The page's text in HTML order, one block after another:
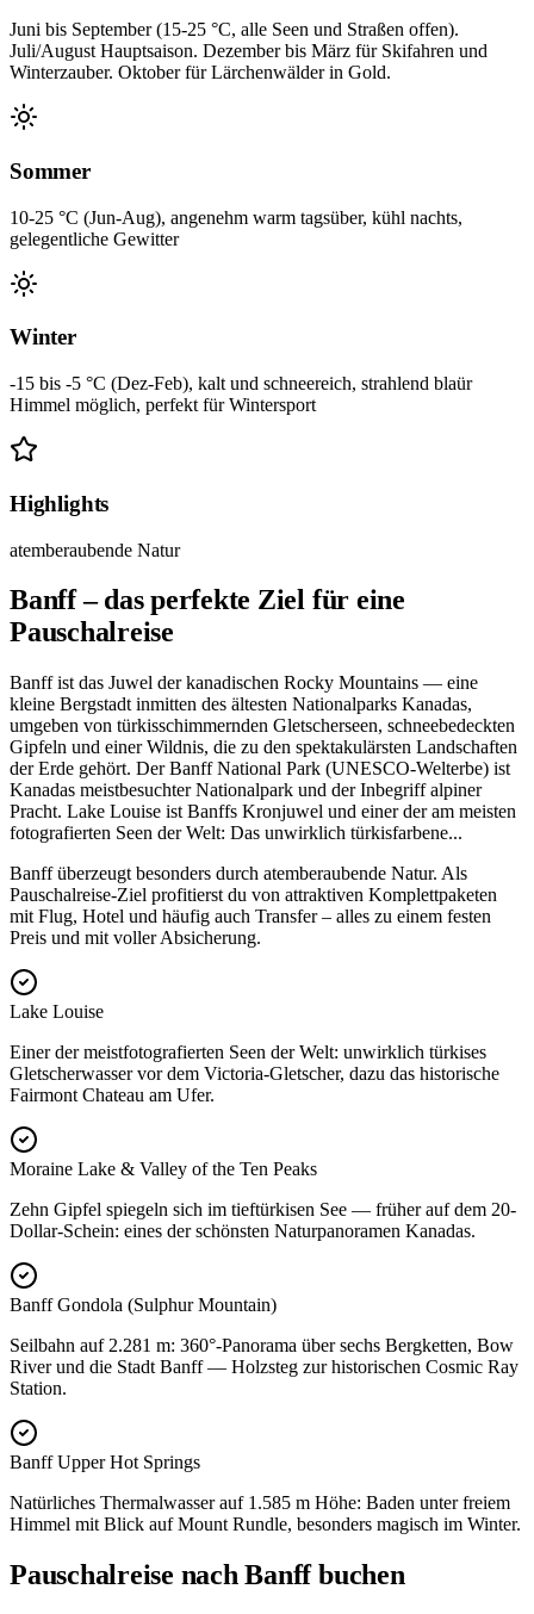
Juni bis September (15-25 °C, alle Seen und Straßen offen).
Juli/August Hauptsaison. Dezember bis März für Skifahren und
Winterzauber. Oktober für Lärchenwälder in Gold.
Sommer
10-25 °C (Jun-Aug), angenehm warm tagsüber, kühl nachts,
gelegentliche Gewitter
Winter
-15 bis -5 °C (Dez-Feb), kalt und schneereich, strahlend blaür
Himmel möglich, perfekt für Wintersport
Highlights
atemberaubende Natur
Banff – das perfekte Ziel für eine
Pauschalreise
Banff ist das Juwel der kanadischen Rocky Mountains — eine
kleine Bergstadt inmitten des ältesten Nationalparks Kanadas,
umgeben von türkisschimmernden Gletscherseen, schneebedeckten
Gipfeln und einer Wildnis, die zu den spektakulärsten Landschaften
der Erde gehört. Der Banff National Park (UNESCO-Welterbe) ist
Kanadas meistbesuchter Nationalpark und der Inbegriff alpiner
Pracht. Lake Louise ist Banffs Kronjuwel und einer der am meisten
fotografierten Seen der Welt: Das unwirklich türkisfarbene...
Banff überzeugt besonders durch atemberaubende Natur. Als
Pauschalreise-Ziel profitierst du von attraktiven Komplettpaketen
mit Flug, Hotel und häufig auch Transfer – alles zu einem festen
Preis und mit voller Absicherung.
Lake Louise
Einer der meistfotografierten Seen der Welt: unwirklich türkises
Gletscherwasser vor dem Victoria-Gletscher, dazu das historische
Fairmont Chateau am Ufer.
Moraine Lake & Valley of the Ten Peaks
Zehn Gipfel spiegeln sich im tieftürkisen See — früher auf dem 20-
Dollar-Schein: eines der schönsten Naturpanoramen Kanadas.
Banff Gondola (Sulphur Mountain)
Seilbahn auf 2.281 m: 360°-Panorama über sechs Bergketten, Bow
River und die Stadt Banff — Holzsteg zur historischen Cosmic Ray
Station.
Banff Upper Hot Springs
Natürliches Thermalwasser auf 1.585 m Höhe: Baden unter freiem
Himmel mit Blick auf Mount Rundle, besonders magisch im Winter.
Pauschalreise nach Banff buchen